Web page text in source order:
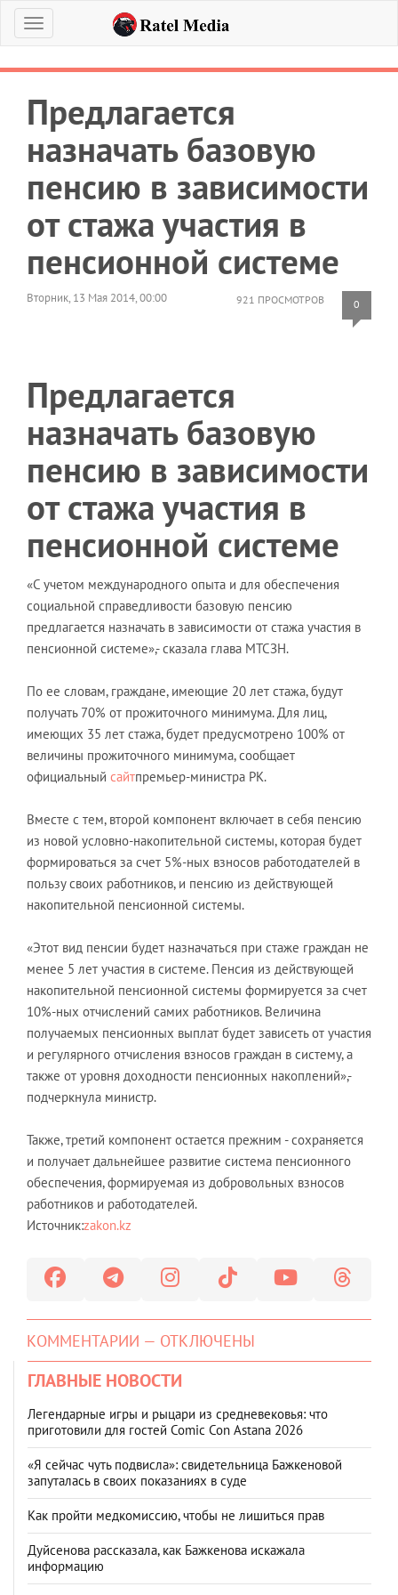
Меню
Предлагается
назначать базовую
пенсию в зависимости
от стажа участия в
пенсионной системе
921 ПРОСМОТРОВ 0
Вторник, 13 Мая 2014, 00:00
Предлагается
назначать базовую
пенсию в зависимости
от стажа участия в
пенсионной системе
«С учетом международного опыта и для обеспечения
социальной справедливости базовую пенсию
предлагается назначать в зависимости от стажа участия в
пенсионной системе»,- сказала глава МТСЗН.
По ее словам, граждане, имеющие 20 лет стажа, будут
получать 70% от прожиточного минимума. Для лиц,
имеющих 35 лет стажа, будет предусмотрено 100% от
величины прожиточного минимума, сообщает
официальный сайтпремьер-министра РК.
Вместе с тем, второй компонент включает в себя пенсию
из новой условно-накопительной системы, которая будет
формироваться за счет 5%-ных взносов работодателей в
пользу своих работников, и пенсию из действующей
накопительной пенсионной системы.
«Этот вид пенсии будет назначаться при стаже граждан не
менее 5 лет участия в системе. Пенсия из действующей
накопительной пенсионной системы формируется за счет
10%-ных отчислений самих работников. Величина
получаемых пенсионных выплат будет зависеть от участия
и регулярного отчисления взносов граждан в систему, а
также от уровня доходности пенсионных накоплений»,-
подчеркнула министр.
Также, третий компонент остается прежним - сохраняется
и получает дальнейшее развитие система пенсионного
обеспечения, формируемая из добровольных взносов
работников и работодателей.
Источник:zakon.kz
КОММЕНТАРИИ — ОТКЛЮЧЕНЫ
ГЛАВНЫЕ НОВОСТИ
Легендарные игры и рыцари из средневековья: что
приготовили для гостей Comic Con Astana 2026
«Я сейчас чуть подвисла»: свидетельница Бажкеновой
запуталась в своих показаниях в суде
Как пройти медкомиссию, чтобы не лишиться прав
Дуйсенова рассказала, как Бажкенова искажала
информацию